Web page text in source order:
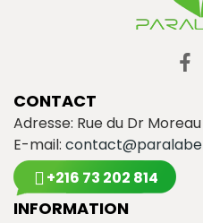
CONTACT
Adresse: Rue du Dr
E-mail:
+216 73 202 814
INFORMATION